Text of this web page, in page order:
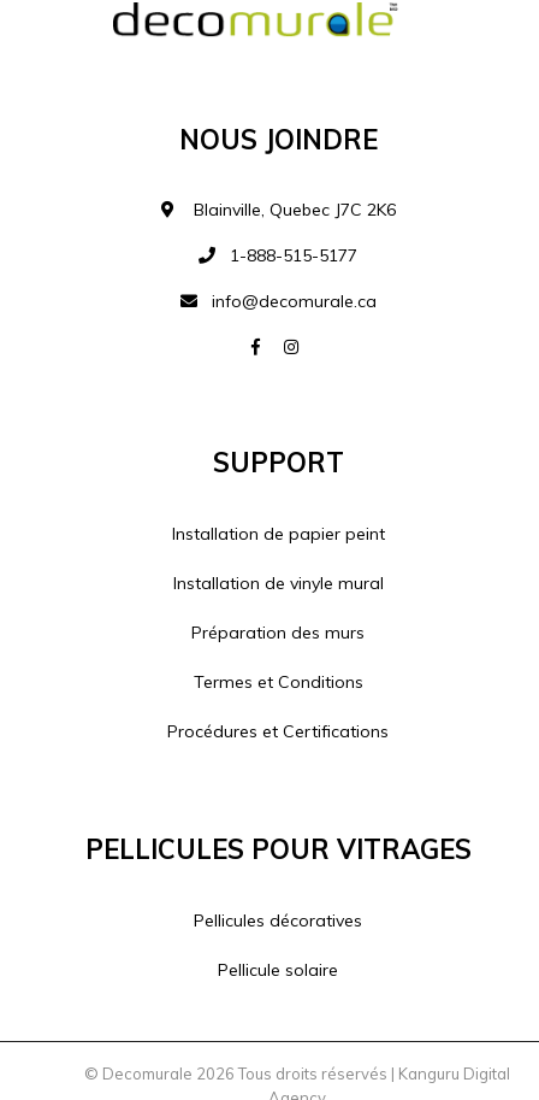
Nous Joindre
Blainville, Quebec J7C 2K6
1-888-515-5177
info@decomurale.ca
Support
Installation de papier peint
Installation de vinyle mural
Préparation des murs
Termes et Conditions
Procédures et Certifications
Pellicules Pour Vitrages
Pellicules décoratives
Pellicule solaire
© Decomurale 2026 Tous droits réservés | Kanguru Digital